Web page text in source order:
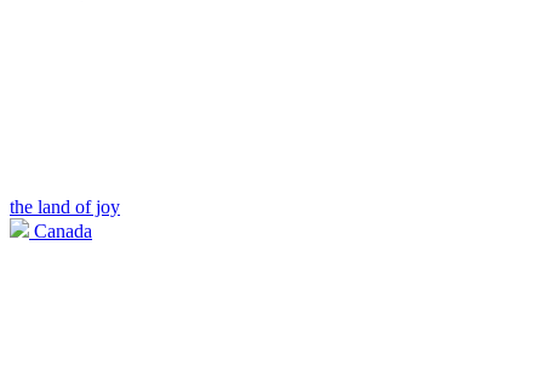
the land of joy
Canada